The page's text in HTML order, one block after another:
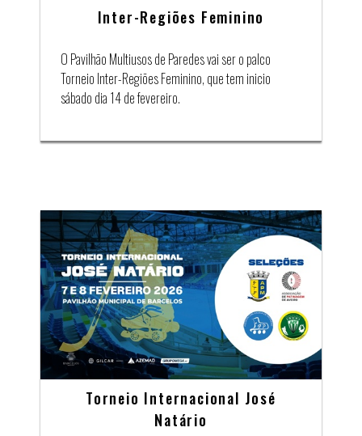
Inter-Regiões Feminino
O Pavilhão Multiusos de Paredes vai ser o palco
Torneio Inter-Regiões Feminino, que tem inicio
sábado dia 14 de fevereiro.
Torneio Internacional José
Natário